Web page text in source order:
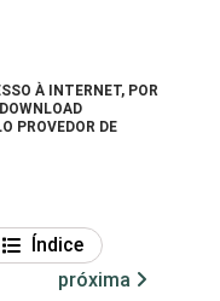
À INTERNET, POR
PROVEDOR DE
Índice
próxima